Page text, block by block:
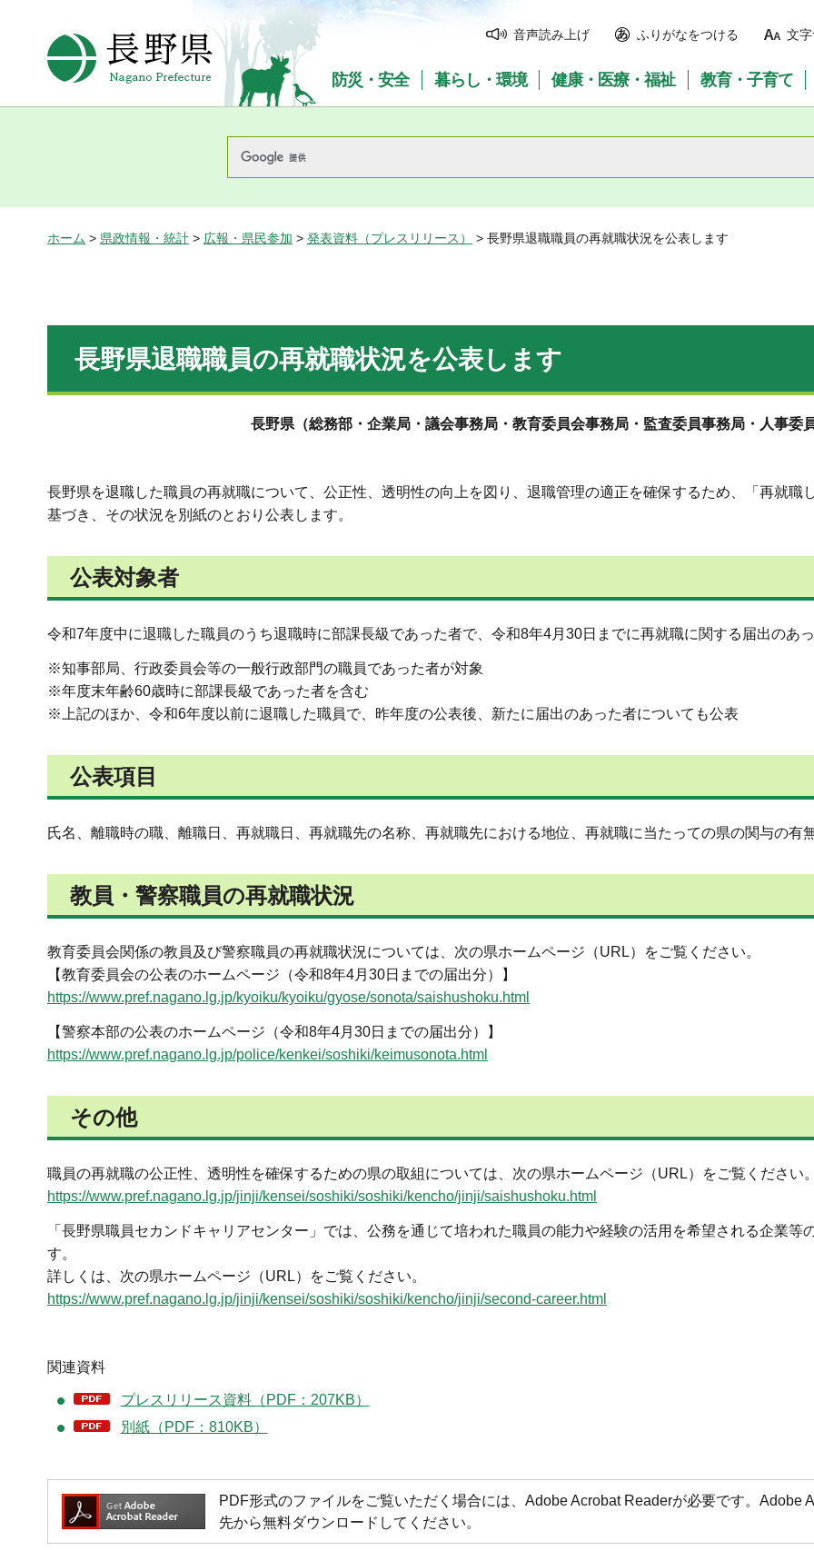
長野県Nagano Prefecture
音声読み上げ ふりがなをつける 文
防災・安全 暮らし・環境 健康・医療・福祉 教育・子育て
ホーム > 県政情報・統計 > 広報・県民参加 > 発表資料（プレスリリース） > 長野県退職職員の再就職状況を公表します
長野県退職職員の再就職状況を公表します
長野県（総務部・企業局・議会事務局・教育委員会事務局・監査委員事務局・人事
長野県を退職した職員の再就職について、公正性、透明性の向上を図り、退職管理の適正を確保するため、「再就
基づき、その状況を別紙のとおり公表します。
公表対象者
令和7年度中に退職した職員のうち退職時に部課長級であった者で、令和8年4月30日までに再就職に関する届出のあ
※知事部局、行政委員会等の一般行政部門の職員であった者が対象
※年度末年齢60歳時に部課長級であった者を含む
※上記のほか、令和6年度以前に退職した職員で、昨年度の公表後、新たに届出のあった者についても公表
公表項目
氏名、離職時の職、離職日、再就職日、再就職先の名称、再就職先における地位、再就職に当たっての県の関与の有
教員・警察職員の再就職状況
教育委員会関係の教員及び警察職員の再就職状況については、次の県ホームページ（URL）をご覧ください。
【教育委員会の公表のホームページ（令和8年4月30日までの届出分）】
https://www.pref.nagano.lg.jp/kyoiku/kyoiku/gyose/sonota/saishushoku.html
【警察本部の公表のホームページ（令和8年4月30日までの届出分）】
https://www.pref.nagano.lg.jp/police/kenkei/soshiki/keimusonota.html
その他
職員の再就職の公正性、透明性を確保するための県の取組については、次の県ホームページ（URL）をご覧ください
https://www.pref.nagano.lg.jp/jinji/kensei/soshiki/soshiki/kencho/jinji/saishushoku.html
「長野県職員セカンドキャリアセンター」では、公務を通じて培われた職員の能力や経験の活用を希望される企業
す。
詳しくは、次の県ホームページ（URL）をご覧ください。
https://www.pref.nagano.lg.jp/jinji/kensei/soshiki/soshiki/kencho/jinji/second-career.html
関連資料
プレスリリース資料（PDF：207KB）
別紙（PDF：810KB）
PDF形式のファイルをご覧いただく場合には、Adobe Acrobat Readerが必要です。Adobe
先から無料ダウンロードしてください。